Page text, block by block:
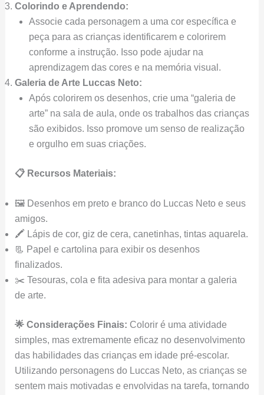
Colorindo e Aprendendo:
Associe cada personagem a uma cor específica e
peça para as crianças identificarem e colorirem
conforme a instrução. Isso pode ajudar na
aprendizagem das cores e na memória visual.
Galeria de Arte Luccas Neto:
Após colorirem os desenhos, crie uma “galeria de
arte” na sala de aula, onde os trabalhos das crianças
são exibidos. Isso promove um senso de realização
e orgulho em suas criações.
📋 Recursos Materiais:
🖼️ Desenhos em preto e branco do Luccas Neto e seus
amigos.
🖍️ Lápis de cor, giz de cera, canetinhas, tintas aquarela.
📃 Papel e cartolina para exibir os desenhos
finalizados.
✂️ Tesouras, cola e fita adesiva para montar a galeria
de arte.
🌟 Considerações Finais: Colorir é uma atividade
simples, mas extremamente eficaz no desenvolvimento
das habilidades das crianças em idade pré-escolar.
Utilizando personagens do Luccas Neto, as crianças se
sentem mais motivadas e envolvidas na tarefa, tornando